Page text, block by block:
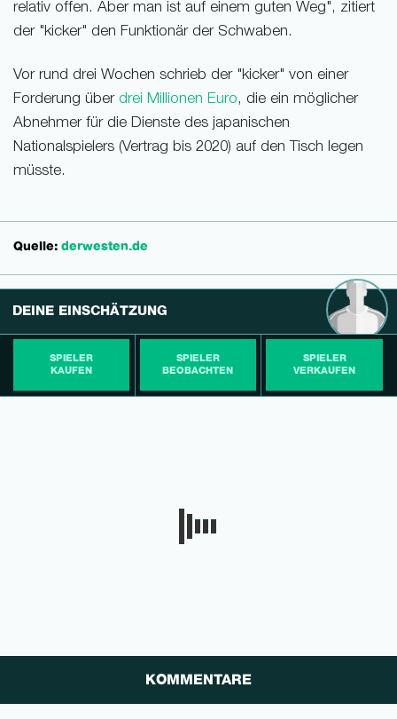
relativ offen. Aber man ist auf einem guten Weg", zitiert
der "kicker" den Funktionär der Schwaben.
Vor rund drei Wochen schrieb der "kicker" von einer
Forderung über drei Millionen Euro, die ein möglicher
Abnehmer für die Dienste des japanischen
Nationalspielers (Vertrag bis 2020) auf den Tisch legen
müsste.
Quelle: derwesten.de
DEINE EINSCHÄTZUNG
SPIELER
KAUFEN
SPIELER
BEOBACHTEN
SPIELER
VERKAUFEN
KOMMENTARE